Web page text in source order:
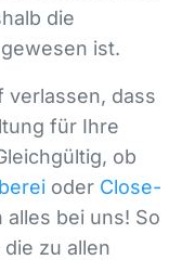
die
ist.
verlassen, dass
für Ihre
ob
oder Close-
alles bei uns! So
zu allen